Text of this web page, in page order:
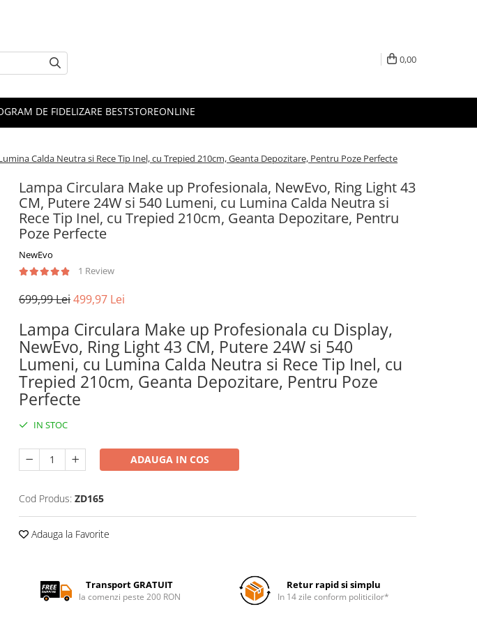
0,00
DE FIDELIZARE BESTSTOREONLINE
Calda Neutra si Rece Tip Inel, cu Trepied 210cm, Geanta Depozitare, Pentru Poze Perfecte
Lampa Circulara Make up Profesionala, NewEvo, Ring Light 43
CM, Putere 24W si 540 Lumeni, cu Lumina Calda Neutra si
Rece Tip Inel, cu Trepied 210cm, Geanta Depozitare, Pentru
Poze Perfecte
NewEvo
1 Review
699,99 Lei499,97 Lei
Lampa Circulara Make up Profesionala cu Display,
NewEvo, Ring Light 43 CM, Putere 24W si 540
Lumeni, cu Lumina Calda Neutra si Rece Tip Inel, cu
Trepied 210cm, Geanta Depozitare, Pentru Poze
Perfecte
IN STOC
ADAUGA IN COS
Cod Produs: ZD165
Adauga la Favorite
Transport GRATUIT
la comenzi peste 200 RON
Retur rapid si simplu
In 14 zile conform politicilor*